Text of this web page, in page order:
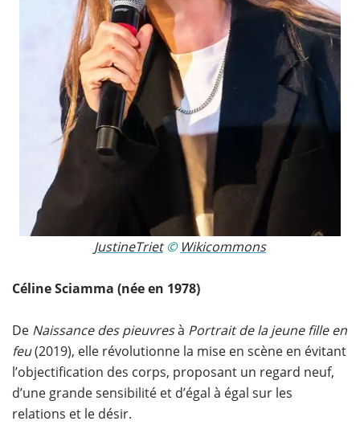
JustineTriet​© Wikicommons
Céline Sciamma (née en 1978)
De Naissance des pieuvresà Portrait de la jeune fille en
feu(2019), elle révolutionne la mise en scène en évitant
l’objectification des corps, proposant un regard neuf,
d’une grande sensibilité et d’égal à égal sur les
relations et le désir.